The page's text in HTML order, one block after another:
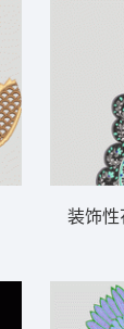
装饰性